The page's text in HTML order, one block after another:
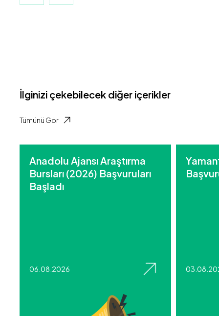
İlginizi çekebilecek diğer içerikler
Tümünü Gör
Anadolu Ajansı Araştırma
Bursları (2026) Başvuruları
Başladı
06.08.2026